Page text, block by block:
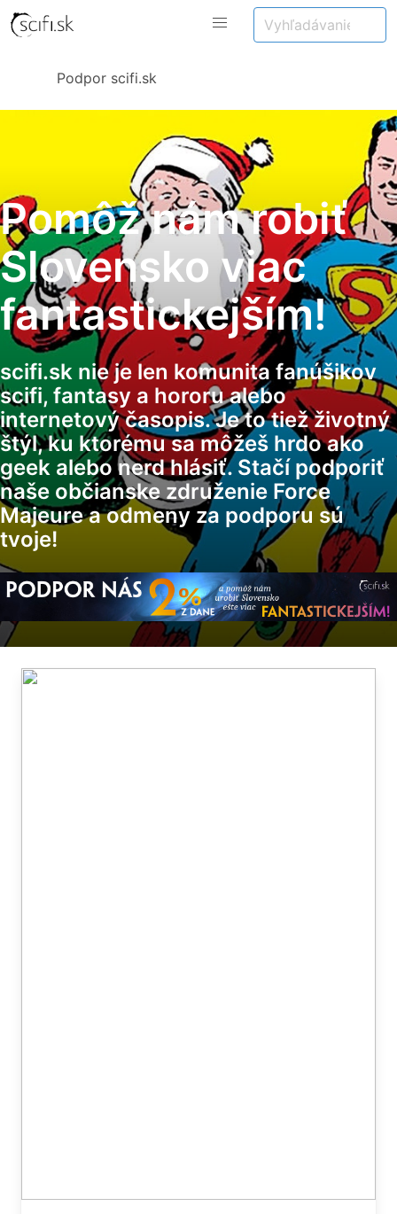
Podpor scifi.sk
Pomôž nám robiť
Slovensko viac
fantastickejším!
scifi.sk nie je len komunita fanúšikov
scifi, fantasy a hororu alebo
internetový časopis. Je to tiež životný
štýl, ku ktorému sa môžeš hrdo ako
geek alebo nerd hlásiť. Stačí podporiť
naše občianske združenie Force
Majeure a odmeny za podporu sú
tvoje!